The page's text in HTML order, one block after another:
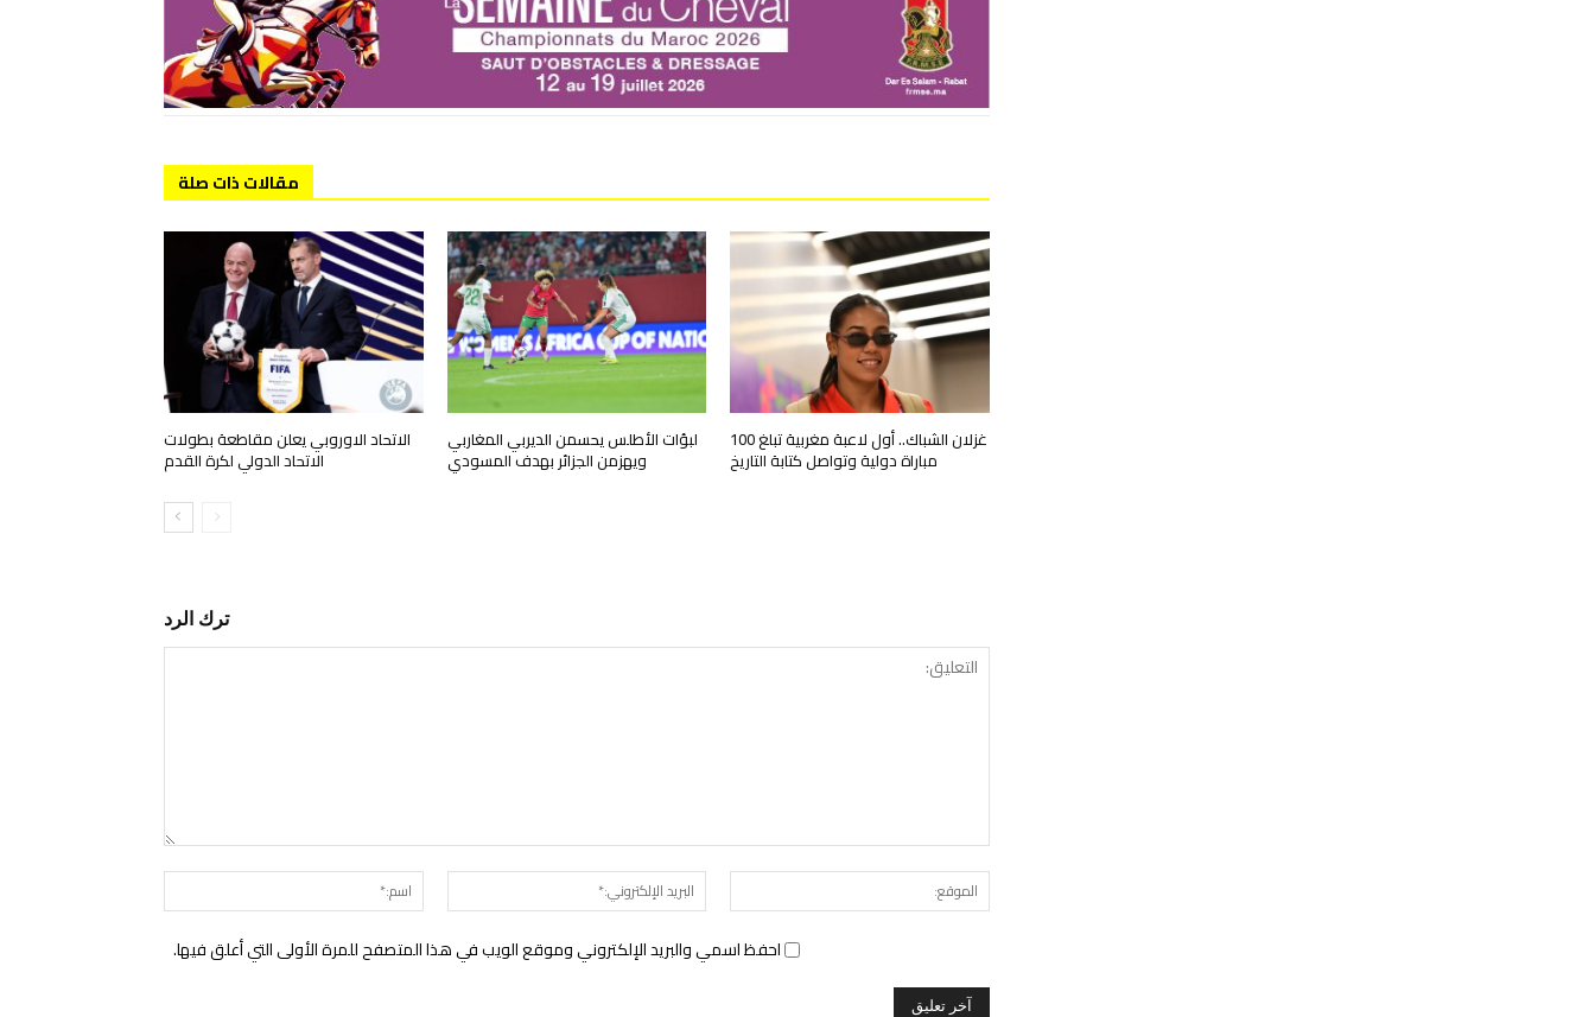
مقالات ذات صلة
غزلان الشباك.. أول لاعبة مغربية تبلغ 100
مباراة دولية وتواصل كتابة التاريخ
لبؤات الأطلس يحسمن الديربي المغاربي
ويهزمن الجزائر بهدف المسودي
الاتحاد الاوروبي يعلن مقاطعة بطولات
الاتحاد الدولي لكرة القدم
ترك الرد
التعليق:
اسم:*
البريد
الإلكتروني:*
الموقع:
احفظ اسمي والبريد الإلكتروني وموقع الويب في هذا المتصفح للمرة الأولى التي أعلق فيها.